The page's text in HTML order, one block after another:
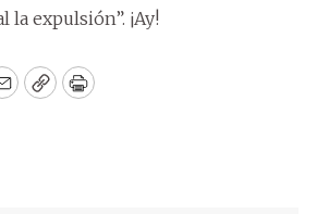
expulsión”. ¡Ay!
EmailCopyPrint